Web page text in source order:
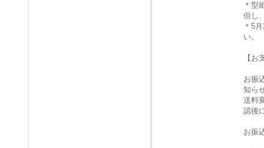
＊型
但し
＊5
い。
【
お振
知ら
送料
認後
お振